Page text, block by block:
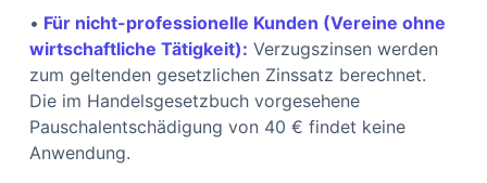
• Für nicht-professionelle Kunden (Vereine ohne
wirtschaftliche Tätigkeit): Verzugszinsen werden
zum geltenden gesetzlichen Zinssatz berechnet.
Die im Handelsgesetzbuch vorgesehene
Pauschalentschädigung von 40 € findet keine
Anwendung.